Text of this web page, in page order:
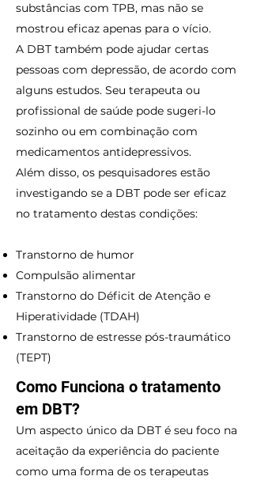
substâncias com TPB, mas não se
mostrou eficaz apenas para o vício.
A DBT também pode ajudar certas
pessoas com depressão, de acordo com
alguns estudos. Seu terapeuta ou
profissional de saúde pode sugeri-lo
sozinho ou em combinação com
medicamentos antidepressivos.
Além disso, os pesquisadores estão
investigando se a DBT pode ser eficaz
no tratamento destas condições:
Transtorno de humor
Compulsão alimentar
Transtorno do Déficit de Atenção e
Hiperatividade (TDAH)
Transtorno de estresse pós-traumático
(TEPT)
Como Funciona o tratamento
em DBT?
Um aspecto único da DBT é seu foco na
aceitação da experiência do paciente
como uma forma de os terapeutas